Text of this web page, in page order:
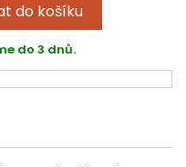
do košíku
do 3 dnů.